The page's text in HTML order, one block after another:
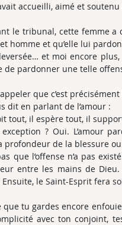
accueilli, aimé et
le tribunal, cette femme a
homme et qu’elle lui
et moi encore
de pardonner une telle
que c’est
dit en parlant de l’amour :
tout, il espère tout, il
? Oui. L’amour
de la blessure ou
que l’offense n’a pas
entre les mains de
le Saint-Esprit fera
tu gardes encore
avec ton conjoint,